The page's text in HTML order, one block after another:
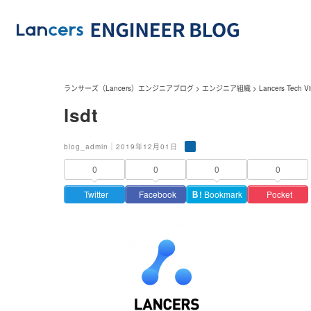
ランサーズ（Lancers）エンジニアブログ > エンジニア組織 > Lancers Tech
lsdt
blog_admin｜2019年12月01日
0
Twitter
0
Facebook
0
Ｂ! Bookmark
0
Pocket